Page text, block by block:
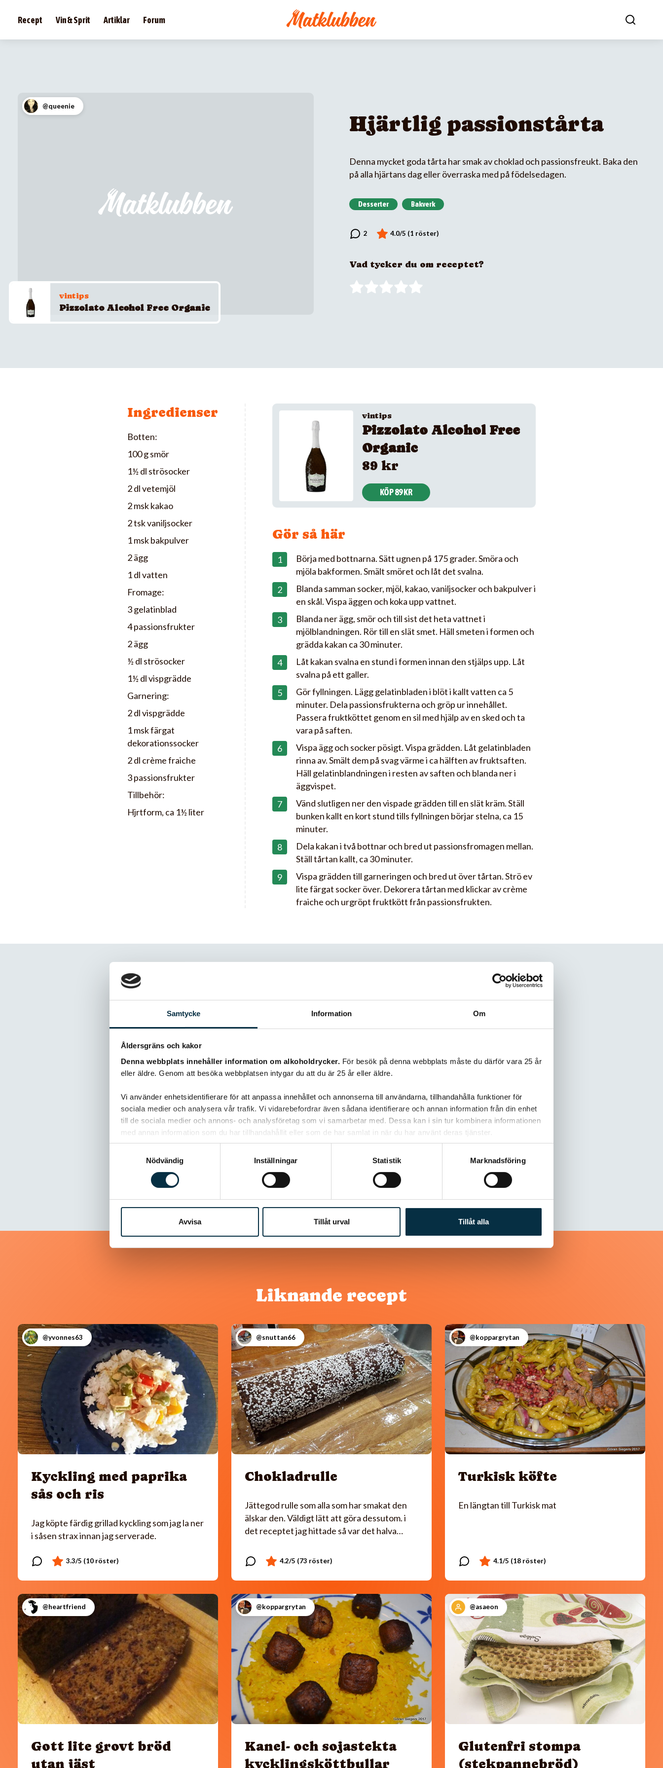
Samtycke Information Om
Åldersgräns och kakor
Denna webbplats innehåller information om alkoholdrycker. För besök på denna webbplats måste du därför vara 25 år
eller äldre. Genom att besöka webbplatsen intygar du att du är 25 år eller äldre.
Vi använder enhetsidentifierare för att anpassa innehållet och annonserna till användarna, tillhandahålla funktioner för
sociala medier och analysera vår trafik. Vi vidarebefordrar även sådana identifierare och annan information från din enhet
till de sociala medier och annons- och analysföretag som vi samarbetar med. Dessa kan i sin tur kombinera informationen
med annan information som du har tillhandahållit eller som de har samlat in när du har använt deras tjänster.
Nödvändig
Inställningar Statistik Marknadsföring
Avvisa Tillåt urval Tillåt alla
Recept Vin & Sprit Artiklar Forum
@queenie
vintips
Pizzolato Alcohol Free Organic
Hjärtlig passionstårta
Denna mycket goda tårta har smak av choklad och passionsfreukt. Baka den
på alla hjärtans dag eller överraska med på födelsedagen.
Desserter Bakverk
Vad tycker du om receptet?
Ingredienser
Botten:
100 g smör
1½ dl strösocker
2 dl vetemjöl
2 msk kakao
2 tsk vaniljsocker
1 msk bakpulver
2 ägg
1 dl vatten
Fromage:
3 gelatinblad
4 passionsfrukter
2 ägg
½ dl strösocker
1½ dl vispgrädde
Garnering:
2 dl vispgrädde
1 msk färgat
dekorationssocker
2 dl crème fraiche
3 passionsfrukter
Tillbehör:
Hjrtform, ca 1½ liter
vintips
Pizzolato Alcohol Free
Organic
89 kr
KÖP 89 KR
Gör så här
Börja med bottnarna. Sätt ugnen på 175 grader. Smöra och
mjöla bakformen. Smält smöret och låt det svalna.
Blanda samman socker, mjöl, kakao, vaniljsocker och bakpulver i
en skål. Vispa äggen och koka upp vattnet.
Blanda ner ägg, smör och till sist det heta vattnet i
mjölblandningen. Rör till en slät smet. Häll smeten i formen och
grädda kakan ca 30 minuter.
Låt kakan svalna en stund i formen innan den stjälps upp. Låt
svalna på ett galler.
Gör fyllningen. Lägg gelatinbladen i blöt i kallt vatten ca 5
minuter. Dela passionsfrukterna och gröp ur innehållet.
Passera fruktköttet genom en sil med hjälp av en sked och ta
vara på saften.
Vispa ägg och socker pösigt. Vispa grädden. Låt gelatinbladen
rinna av. Smält dem på svag värme i ca hälften av fruktsaften.
Häll gelatinblandningen i resten av saften och blanda ner i
äggvispet.
Vänd slutligen ner den vispade grädden till en slät kräm. Ställ
bunken kallt en kort stund tills fyllningen börjar stelna, ca 15
minuter.
Dela kakan i två bottnar och bred ut passionsfromagen mellan.
Ställ tårtan kallt, ca 30 minuter.
Vispa grädden till garneringen och bred ut över tårtan. Strö ev
lite färgat socker över. Dekorera tårtan med klickar av crème
fraiche och urgröpt fruktkött från passionsfrukten.
Kommentarer
@Camilla Bergstrand
Tårtan är god, men den vinner på att göras någon dag innan den ska ätas. Jag hade i saft
från fem passionsfrukter i moussen och gjorde tårtan i en vanlig springform, 24 cm i
diameter.
@rave
Liknande recept
@yvonnes63
Kyckling med paprika
sås och ris
Jag köpte färdig grillad kyckling som jag la ner
i såsen strax innan jag serverade.
@snuttan66
Chokladrulle
Jättegod rulle som alla som har smakat den
älskar den. Väldigt lätt att göra dessutom. i
det receptet jag hittade så var det halva…
@koppargrytan
Turkisk köfte
En längtan till Turkisk mat
@heartfriend
Gott lite grovt bröd
utan jäst
@koppargrytan
Kanel- och sojastekta
kycklingsköttbullar
@asaeon
Glutenfri stompa
(stekpannebröd)